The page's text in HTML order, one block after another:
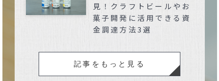
見！クラフトビールやお
菓子開発に活用できる資
金調達方法3選
記事をもっと見る